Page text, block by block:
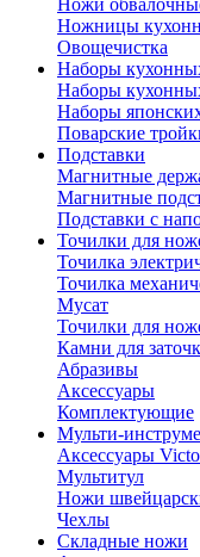
Ножи
Ножницы
Овощечистка
Наборы
Наборы
Наборы
Поварские
Подставки
Магнитные
Магнитные
Подставки с
Точилки для
Точилка
Точилка
Мусат
Точилки для
Камни для
Абразивы
Аксессуары
Комплектующие
Мульти-
Аксессуары
Мультитул
Ножи
Чехлы
Складные ножи